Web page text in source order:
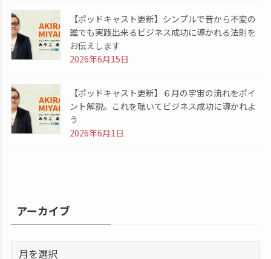
【ポッドキャスト更新】シンプルで昔から不変の
誰でも実践出来るビジネス成功に導かれる法則を
お伝えします
2026年6月15日
【ポッドキャスト更新】６月の宇宙の流れをポイ
ント解説。これを聴いてビジネス成功に導かれよ
う
2026年6月1日
アーカイブ